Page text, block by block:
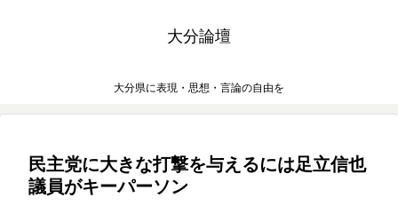
大分論壇
大分県に表現・思想・言論の自由を
民主党に大きな打撃を与えるには足立信也
議員がキーパーソン